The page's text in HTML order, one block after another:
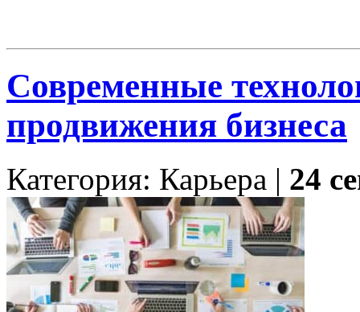
Современные
продвижения бизнеса
Категория: Карьера | 24